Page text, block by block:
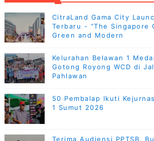
CitraLand Gama City
Terbaru - “The Singapore
Green and Modern
Kelurahan Belawan 1
Gotong Royong WCD di
Pahlawan
50 Pembalap Ikuti
1 Sumut 2026
Terima Audiensi PPTSB,